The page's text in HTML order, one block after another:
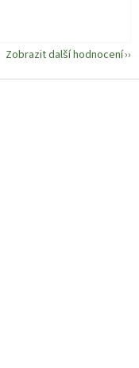
Zobrazit další hodnocení